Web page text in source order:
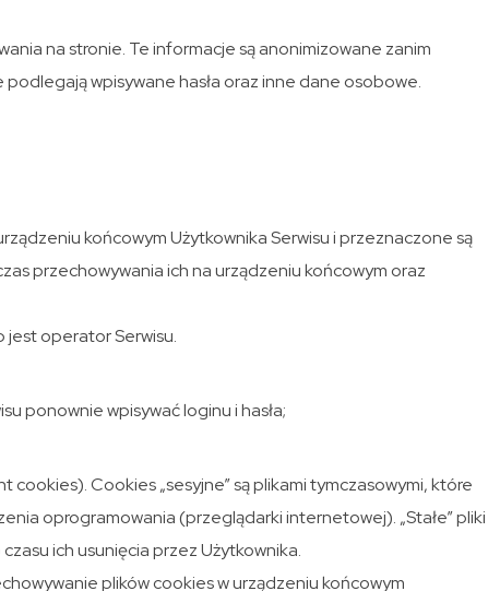
na stronie. Te informacje są anonimizowane zanim
wpisywane hasła oraz inne dane osobowe.
końcowym Użytkownika Serwisu i przeznaczone są
przechowywania ich na urządzeniu końcowym oraz
jest operator Serwisu.
ponownie wpisywać loginu i hasła;
cookies). Cookies „sesyjne” są plikami tymczasowymi, które
oprogramowania (przeglądarki internetowej). „Stałe” pliki
ich usunięcia przez Użytkownika.
plików cookies w urządzeniu końcowym